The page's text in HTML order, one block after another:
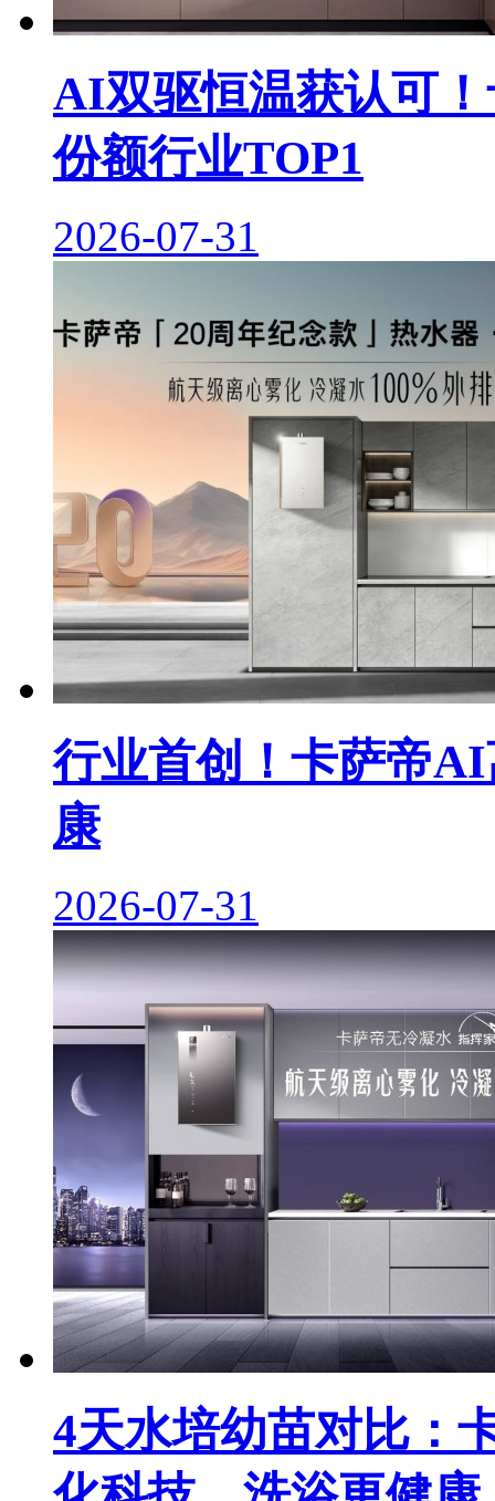
AI双驱恒温获认可
份额行业TOP1
2026-07-31
行业首创！卡萨帝
康
2026-07-31
4天水培幼苗对比：